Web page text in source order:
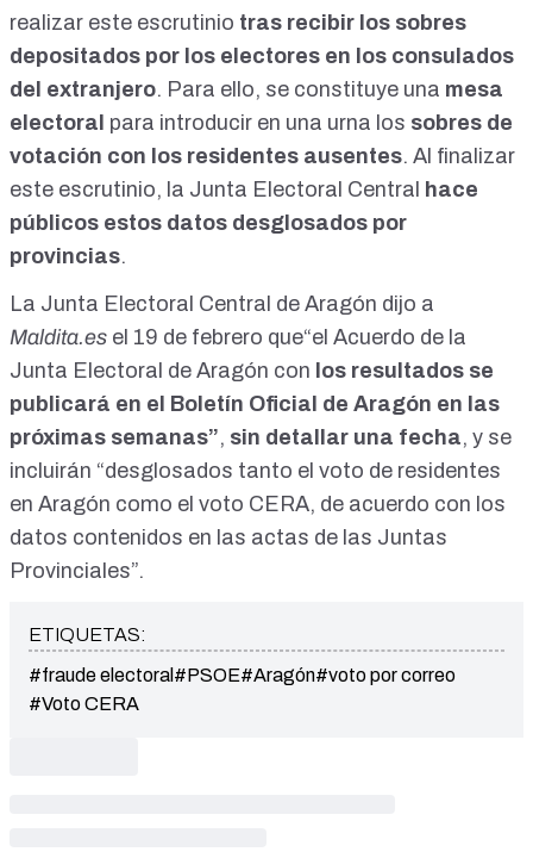
realizar este escrutinio tras recibir los sobres
depositados por los electores en los consulados
del extranjero. Para ello, se constituye una mesa
electoral para introducir en una urna los sobres de
votación con los residentes ausentes. Al finalizar
este escrutinio, la Junta Electoral Central hace
públicos estos datos desglosados por
provincias.
La Junta Electoral Central de Aragón dijo a
Maldita.es el 19 de febrero que“el Acuerdo de la
Junta Electoral de Aragón con los resultados se
publicará en el Boletín Oficial de Aragón en las
próximas semanas”, sin detallar una fecha, y se
incluirán “desglosados tanto el voto de residentes
en Aragón como el voto CERA, de acuerdo con los
datos contenidos en las actas de las Juntas
Provinciales”.
ETIQUETAS:
#fraude electoral #PSOE#Aragón#voto por correo
#Voto CERA